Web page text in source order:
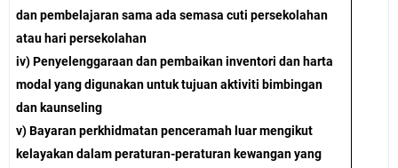
dan pembelajaran sama ada semasa cuti persekolahan
atau hari persekolahan
iv) Penyelenggaraan dan pembaikan inventori dan harta
modal yang digunakan untuk tujuan aktiviti bimbingan
dan kaunseling
v) Bayaran perkhidmatan penceramah luar mengikut
kelayakan dalam peraturan-peraturan kewangan yang